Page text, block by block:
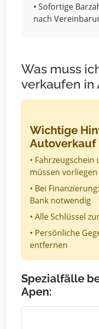
• Sofortige
nach
Was muss
verkaufen in
Wichtige
Autoverkauf
•
müssen vorliegen
• Bei
Bank notwendig
• Alle Schlüssel
• Persönliche
entfernen
Spezialfälle
Apen: